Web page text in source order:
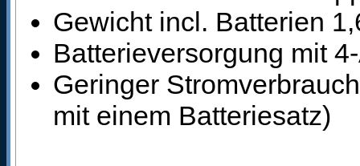
Gewicht incl. Batterien
Batterieversorgung mit
Geringer
mit einem Batteriesatz)